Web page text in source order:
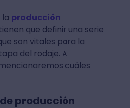
la producción
que definir una serie
son vitales para la
del rodaje. A
cuáles
producción